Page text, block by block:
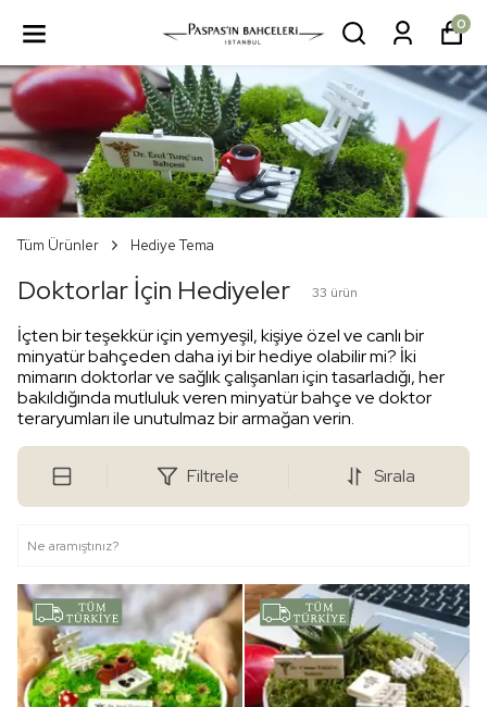
0
Tüm Ürünler Hediye Tema
Doktorlar İçin Hediyeler 33 ürün
İçten bir teşekkür için yemyeşil, kişiye özel ve canlı bir
minyatür bahçeden daha iyi bir hediye olabilir mi? İki
mimarın doktorlar ve sağlık çalışanları için tasarladığı, her
bakıldığında mutluluk veren minyatür bahçe ve doktor
teraryumları ile unutulmaz bir armağan verin.
Filtrele Sırala